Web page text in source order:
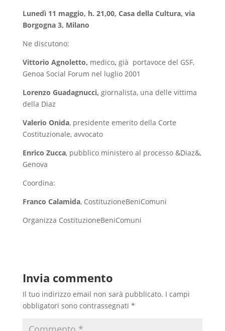
Lunedì 11 maggio, h. 21,00, Casa della Cultura, via
Borgogna 3, Milano
Ne discutono:
Vittorio Agnoletto, medico, già portavoce del GSF,
Genoa Social Forum nel luglio 2001
Lorenzo Guadagnucci, giornalista, una delle vittima
della Diaz
Valerio Onida, presidente emerito della Corte
Costituzionale, avvocato
Enrico Zucca, pubblico ministero al processo &Diaz&,
Genova
Coordina:
Franco Calamida, CostituzioneBeniComuni
Organizza CostituzioneBeniComuni
Invia commento
Il tuo indirizzo email non sarà pubblicato. I campi
obbligatori sono contrassegnati *